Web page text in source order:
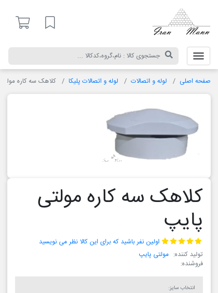
لیست مورد علاقه
صفحه اصلی لوله و اتصالات لوله و اتصالات پلیکا کلاهک سه کاره
کلاهک سه کاره مولتی
پایپ
اولین نفر باشید که برای این کالا نظر می نویسید
تولید کننده: مولتی پایپ
فروشنده:
انتخاب سایز: